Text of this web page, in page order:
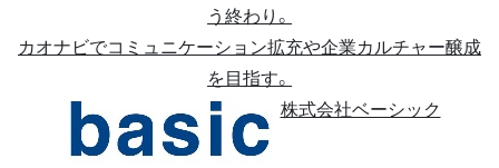
う終わり。
カオナビでコミュニケーション拡充や企業カルチャー醸成
を目指す。
株式会社ベーシック